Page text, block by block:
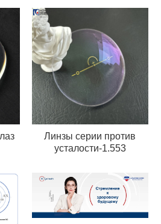
Линзы серии против
усталости-1.553